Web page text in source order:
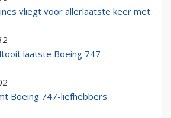
vliegt voor allerlaatste keer met
laatste Boeing 747-
Boeing 747-liefhebbers